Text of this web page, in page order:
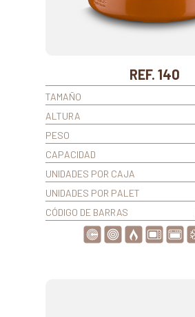
REF. 140
TAMAÑO
ALTURA
PESO
CAPACIDAD
UNIDADES POR CAJA
UNIDADES POR PALET
CÓDIGO DE BARRAS